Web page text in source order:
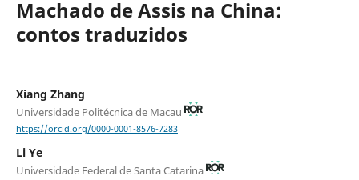
Machado de Assis na China:
contos traduzidos
Xiang Zhang
Universidade Politécnica de Macau
https://orcid.org/0000-0001-8576-7283
Li Ye
Universidade Federal de Santa Catarina